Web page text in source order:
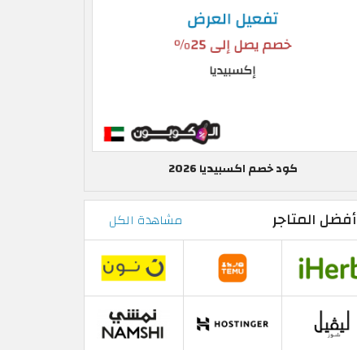
كود خصم اكسبيديا 2026
أفضل المتاجر مشاهدة الكل